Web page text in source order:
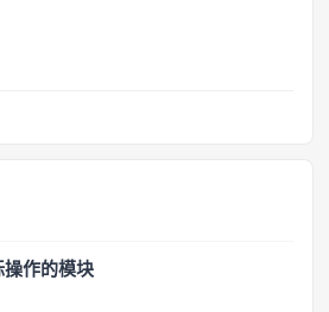
乘，结果因为计算量太大花的时间太长
作的模块